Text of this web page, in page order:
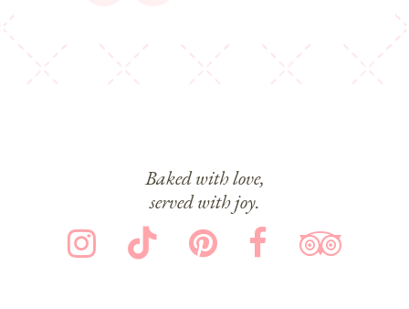
Baked with love,
served with joy.